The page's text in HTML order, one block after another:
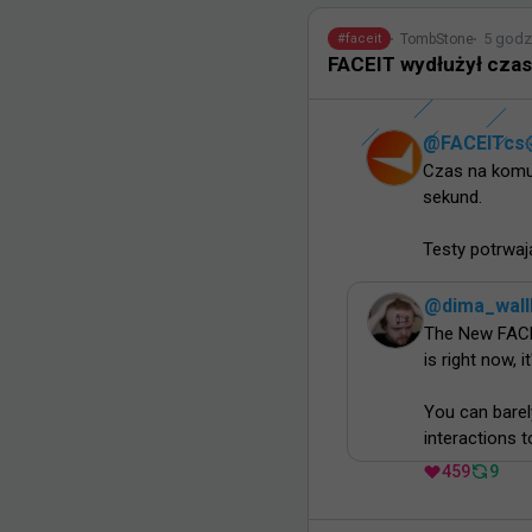
#faceit TombStone 5
FACEIT wydłużył
@ FACEITcs
Czas na
sekund.
Testy
@
The New
is right now,
You can
interactions
459 9